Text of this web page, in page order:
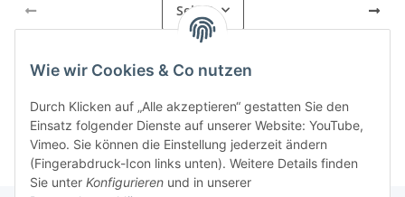
Seite1
Kategorien
Wie wir Cookies & Co nutzen
Durch Klicken auf „Alle akzeptieren“ gestatten Sie den
Einsatz folgender Dienste auf unserer Website: YouTube,
Vimeo. Sie können die Einstellung jederzeit ändern
(Fingerabdruck-Icon links unten). Weitere Details finden
Sie unter Konfigurieren und in unserer